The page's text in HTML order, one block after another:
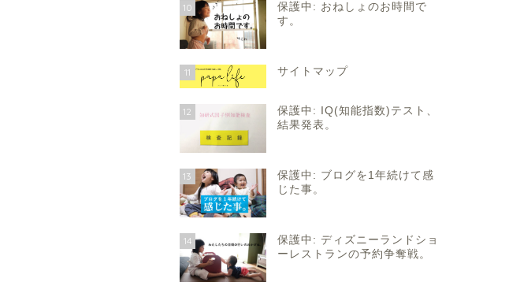
10
保護中: おねしょのお時間で
す。
11 サイトマップ
12
保護中: IQ(知能指数)テスト、
結果発表。
13
保護中: ブログを1年続けて感
じた事。
14
保護中: ディズニーランドショ
ーレストランの予約争奪戦。